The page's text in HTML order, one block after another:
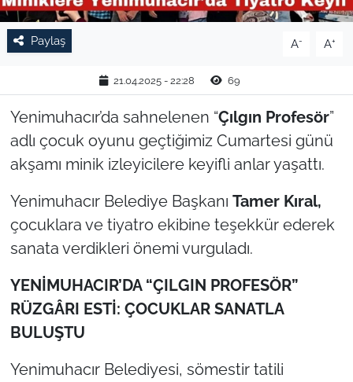
Paylaş A- A+
21.04.2025 - 22:28 69
Yenimuhacır’da sahnelenen “Çılgın Profesör”
adlı çocuk oyunu geçtiğimiz Cumartesi günü
akşamı minik izleyicilere keyifli anlar yaşattı.
Yenimuhacır Belediye Başkanı Tamer Kıral,
çocuklara ve tiyatro ekibine teşekkür ederek
sanata verdikleri önemi vurguladı.
YENİMUHACIR’DA “ÇILGIN PROFESÖR”
RÜZGÂRI ESTİ: ÇOCUKLAR SANATLA
BULUŞTU
Yenimuhacır Belediyesi, sömestir tatili
SPOR
YAŞAM
TEKİRDAĞ
KIRKLARELİ
ÇANAKKALE
TÜRKİYE
Bölge
Güvenlik
Genel